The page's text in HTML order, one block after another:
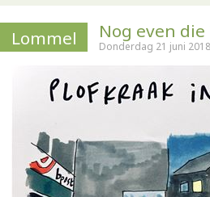
Lommel Nog even
Donderdag 21 juni 2018